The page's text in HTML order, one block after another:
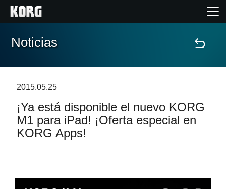
Inicio
Características
Eventos
Soporte
Noticias
2015.05.25
¡Ya está disponible el nuevo KORG
M1 para iPad! ¡Oferta especial en
KORG Apps!